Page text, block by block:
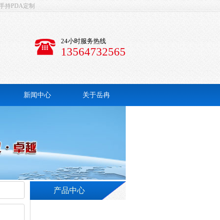
持PDA定制
24小时服务热线
13564732565
新闻中心 关于岳冉
产品中心